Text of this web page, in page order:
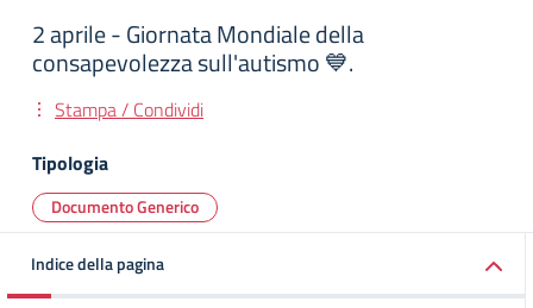
2 aprile - Giornata Mondiale della
consapevolezza sull'autismo 💙.
Stampa / Condividi
Tipologia
Documento Generico
Indice della pagina